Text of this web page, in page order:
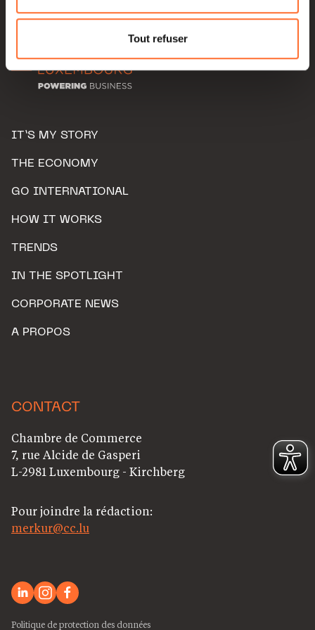
Pour de plus amples informations sur la manière dont
nous utilisons lescookies et sommes amenés à traiter
Charte d’usage des cookieset notrePolitique de
protection des données personnelles.
Tout refuser
IT’S MY STORY
THE ECONOMY
GO INTERNATIONAL
HOW IT WORKS
TRENDS
IN THE SPOTLIGHT
CORPORATE NEWS
A PROPOS
CONTACT
Chambre de Commerce
7, rue Alcide de Gasperi
L-2981 Luxembourg - Kirchberg
Pour joindre la rédaction:
merkur@cc.lu
Politique de protection des données